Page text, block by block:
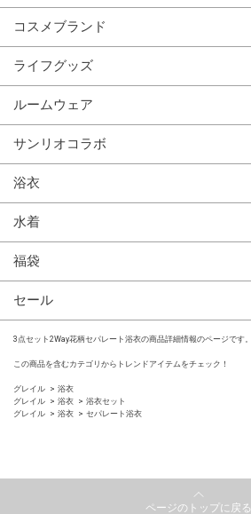
コスメブランド
ライフグッズ
ルームウェア
サンリオコラボ
浴衣
水着
福袋
セール
3点セット2Way花柄セパレート浴衣の商品詳細情報のページです。
この商品を含むカテゴリからトレンドアイテムをチェック！
グレイル
浴衣
グレイル
浴衣
浴衣セット
グレイル
浴衣 セパレート浴衣
ページのトップに戻る